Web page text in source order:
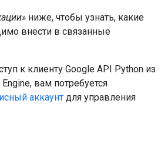
ниже, чтобы узнать, какие
внести в связанные
к клиенту Google API Python из
вам потребуется
аккаунт для управления